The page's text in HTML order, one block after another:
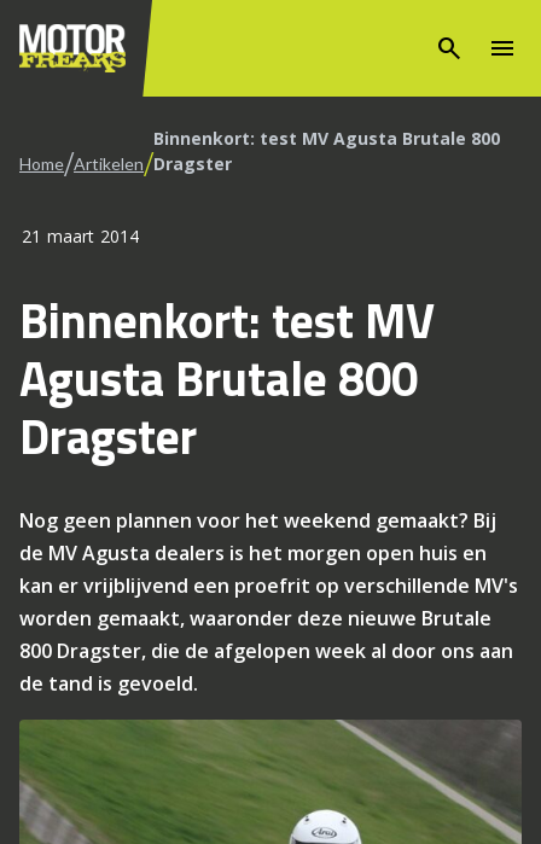
search menu
Home/Artikelen/Binnenkort: test MV Agusta Brutale 800
Dragster
21 maart 2014
Binnenkort: test MV
Agusta Brutale 800
Dragster
Nog geen plannen voor het weekend gemaakt? Bij
de MV Agusta dealers is het morgen open huis en
kan er vrijblijvend een proefrit op verschillende MV's
worden gemaakt, waaronder deze nieuwe Brutale
800 Dragster, die de afgelopen week al door ons aan
de tand is gevoeld.